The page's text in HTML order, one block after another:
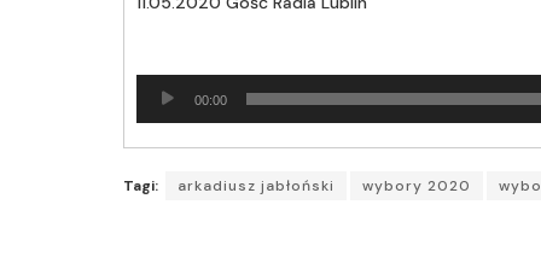
plików
00:00
Tagi: arkadiusz jabłoński wybory 2020